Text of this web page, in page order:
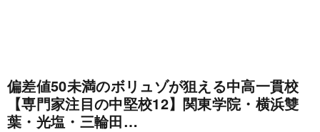
偏差値50未満のボリュゾが狙える中高一貫校
【専門家注目の中堅校12】関東学院・横浜雙
葉・光塩・三輪田…